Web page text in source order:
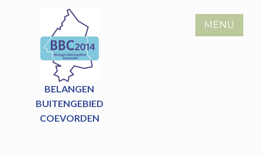
BELANGEN
BUITENGEBIED
COEVORDEN
MENU